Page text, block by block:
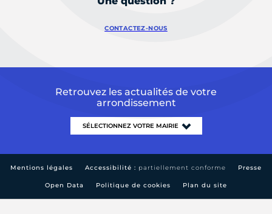
CONTACTEZ-NOUS
Retrouvez les actualités de votre
arrondissement
Mentions légales Accessibilité : partiellement conforme Presse
Open Data Politique de cookies Plan du site